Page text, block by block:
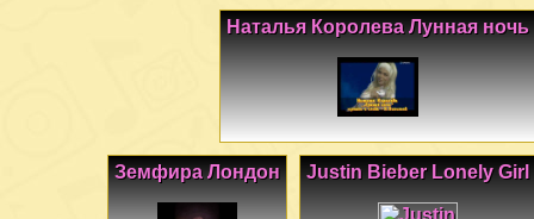
Наталья Королева Лунная ночь
Justin Bieber Lonely Girl
Земфира Лондон